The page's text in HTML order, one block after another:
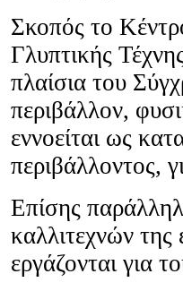
Σκοπός το
Γλυπτικής
πλαίσια του
περιβάλλον,
εννοείται ως
περιβάλλοντος,
Επίσης
καλλιτεχνών της
εργάζονται για